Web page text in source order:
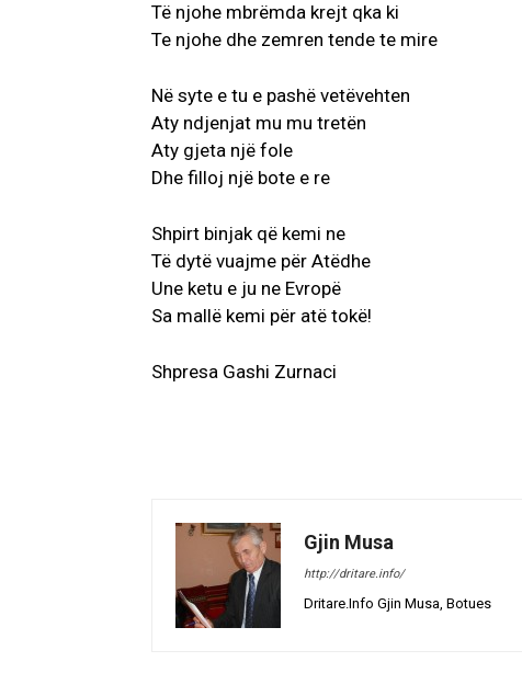
Të njohe mbrëmda krejt qka ki
Te njohe dhe zemren tende te mire
Në syte e tu e pashë vetëvehten
Aty ndjenjat mu mu tretën
Aty gjeta një fole
Dhe filloj një bote e re
Shpirt binjak që kemi ne
Të dytë vuajme për Atëdhe
Une ketu e ju ne Evropë
Sa mallë kemi për atë tokë!
Shpresa Gashi Zurnaci
Gjin Musa
http://dritare.info/
Dritare.Info Gjin Musa, Botues